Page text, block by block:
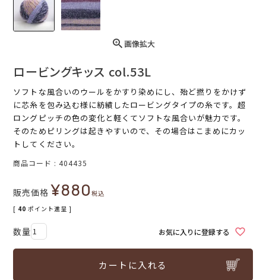
画像拡大
ロービングキッス col.53L
ソフトな風合いのウールをかすり染めにし、殆ど撚りをかけず
に芯糸を包み込む様に紡績したロービングタイプの糸です。超
ロングピッチの色の変化と軽くてソフトな風合いが魅力です。
そのためピリングは起きやすいので、その場合はこまめにカッ
トしてください。
商品コード 404435
販売価格 ¥880税込
[ 40 ポイント進呈 ]
お気に入りに登録する
カートに入れる